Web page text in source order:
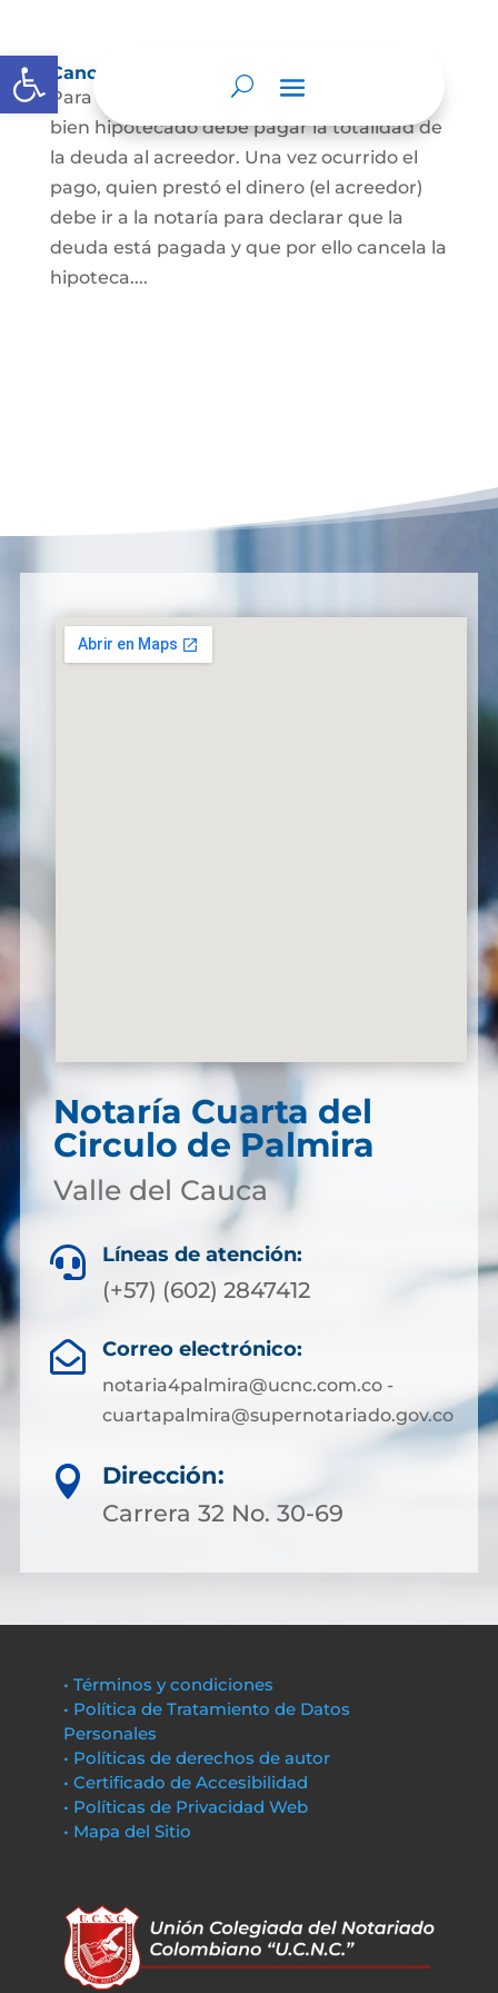
Abrir barra de herramientas
Cancelación de Hipoteca
Para cancelar una hipoteca, el dueño del
bien hipotecado debe pagar la totalidad de
la deuda al acreedor. Una vez ocurrido el
pago, quien prestó el dinero (el acreedor)
debe ir a la notaría para declarar que la
deuda está pagada y que por ello cancela la
hipoteca....
Notaría Cuarta del
Circulo de Palmira
Valle del Cauca
 Líneas de atención:
(+57) (602) 2847412
 Correo electrónico:
notaria4palmira@ucnc.com.co -
cuartapalmira@supernotariado.gov.co

Dirección:
Carrera 32 No. 30-69
• Términos y condiciones
• Política de Tratamiento de Datos
Personales
• Políticas de derechos de autor
• Certificado de Accesibilidad
• Políticas de Privacidad Web
• Mapa del Sitio